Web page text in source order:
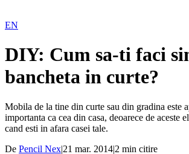
EN
DIY: Cum sa-ti faci
bancheta in curte?
Mobila de la tine din curte sau din gradina este
importanta ca cea din casa, deoarece de aceste
cand esti in afara casei tale.
De Pencil Nex|21 mar. 2014|2 min citire